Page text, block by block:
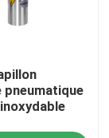
pneumatique